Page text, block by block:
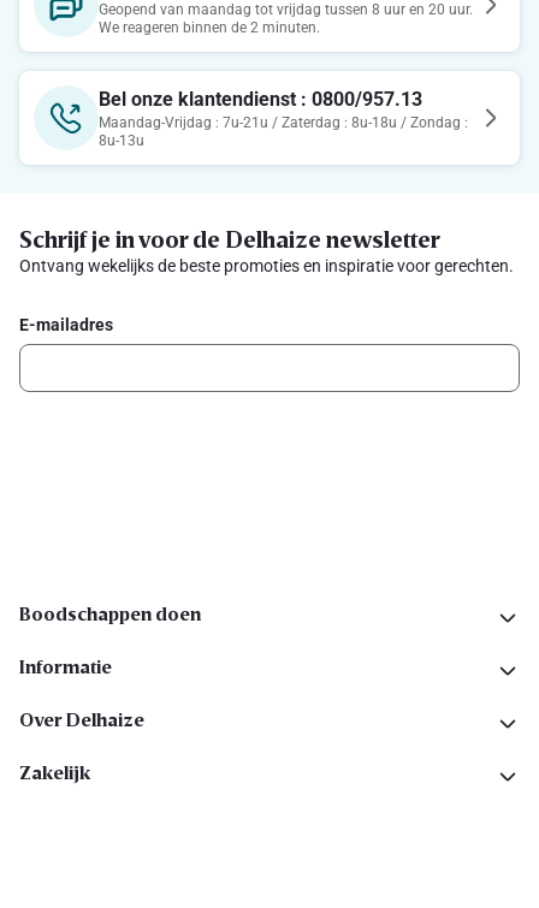
Geopend van maandag tot vrijdag tussen 8 uur en 20 uur.
We reageren binnen de 2 minuten.
Bel onze klantendienst : 0800/957.13
Maandag-Vrijdag : 7u-21u / Zaterdag : 8u-18u / Zondag :
8u-13u
Schrijf je in voor de Delhaize newsletter
Ontvang wekelijks de beste promoties en inspiratie voor gerechten.
E-mailadres
Boodschappen doen
Informatie
Over Delhaize
Zakelijk